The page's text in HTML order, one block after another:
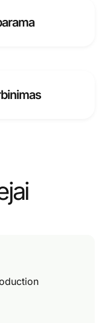
kad į priekį
ir
ministerija ir